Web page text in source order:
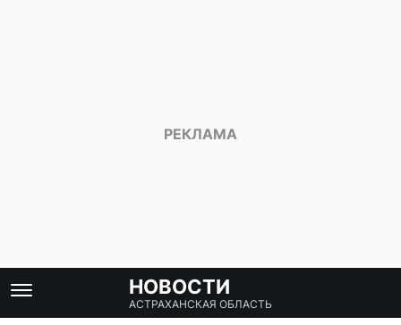
НОВОСТИ
АСТРАХАНСКАЯ ОБЛАСТЬ